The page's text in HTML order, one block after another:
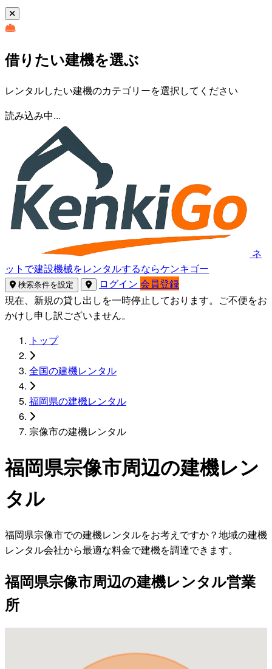
借りたい建機を選ぶ
レンタルしたい建機のカテゴリーを選択してください
読み込み中...
ネ
ットで建設機械をレンタルするならケンキゴー
検索条件を設定 ログイン 会員登録
現在、新規の貸し出しを一時停止しております。ご不便をお
かけし申し訳ございません。
トップ
全国の建機レンタル
福岡県の建機レンタル
宗像市の建機レンタル
福岡県宗像市周辺の建機レン
タル
福岡県宗像市での建機レンタルをお考えですか？地域の建機
レンタル会社から最適な料金で建機を調達できます。
福岡県宗像市周辺の建機レンタル営業
所